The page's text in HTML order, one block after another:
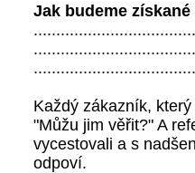
Jak budeme
Každý zákazník,
"Můžu jim věřit?" A
vycestovali a s
odpoví.